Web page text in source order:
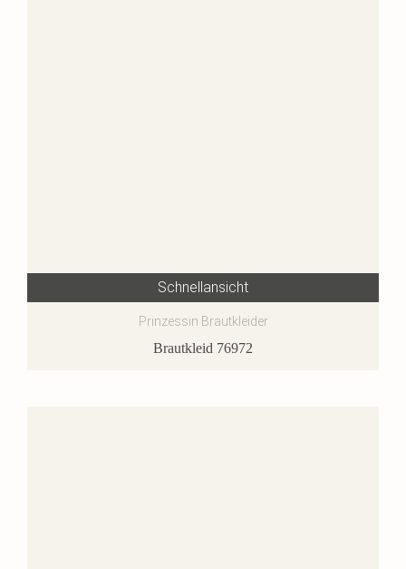
Schnellansicht
Prinzessin Brautkleider
Brautkleid 76972